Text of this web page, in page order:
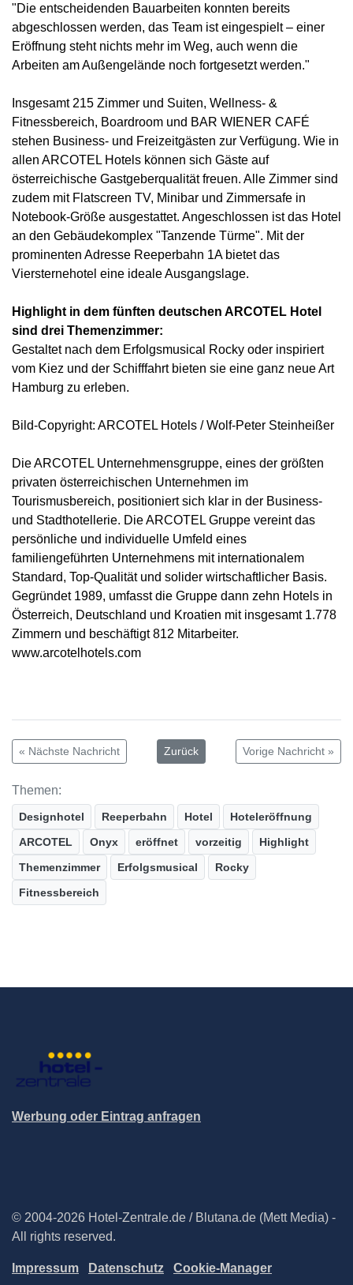
"Die entscheidenden Bauarbeiten konnten bereits
abgeschlossen werden, das Team ist eingespielt – einer
Eröffnung steht nichts mehr im Weg, auch wenn die
Arbeiten am Außengelände noch fortgesetzt werden."
Insgesamt 215 Zimmer und Suiten, Wellness- &
Fitnessbereich, Boardroom und BAR WIENER CAFÉ
stehen Business- und Freizeitgästen zur Verfügung. Wie in
allen ARCOTEL Hotels können sich Gäste auf
österreichische Gastgeberqualität freuen. Alle Zimmer sind
zudem mit Flatscreen TV, Minibar und Zimmersafe in
Notebook-Größe ausgestattet. Angeschlossen ist das Hotel
an den Gebäudekomplex "Tanzende Türme". Mit der
prominenten Adresse Reeperbahn 1A bietet das
Viersternehotel eine ideale Ausgangslage.
Highlight in dem fünften deutschen ARCOTEL Hotel
sind drei Themenzimmer:
Gestaltet nach dem Erfolgsmusical Rocky oder inspiriert
vom Kiez und der Schifffahrt bieten sie eine ganz neue Art
Hamburg zu erleben.
Bild-Copyright: ARCOTEL Hotels / Wolf-Peter Steinheißer
Die ARCOTEL Unternehmensgruppe, eines der größten
privaten österreichischen Unternehmen im
Tourismusbereich, positioniert sich klar in der Business-
und Stadthotellerie. Die ARCOTEL Gruppe vereint das
persönliche und individuelle Umfeld eines
familiengeführten Unternehmens mit internationalem
Standard, Top-Qualität und solider wirtschaftlicher Basis.
Gegründet 1989, umfasst die Gruppe dann zehn Hotels in
Österreich, Deutschland und Kroatien mit insgesamt 1.778
Zimmern und beschäftigt 812 Mitarbeiter.
www.arcotelhotels.com
« Nächste Nachricht Zurück Vorige Nachricht »
Themen:
Designhotel Reeperbahn Hotel
Hoteleröffnung
ARCOTEL
Onyx eröffnet vorzeitig
Highlight
Themenzimmer
Erfolgsmusical
Rocky
Fitnessbereich
Werbung oder Eintrag anfragen
© 2004-2026 Hotel-Zentrale.de / Blutana.de (Mett Media) -
All rights reserved.
Impressum Datenschutz Cookie-Manager